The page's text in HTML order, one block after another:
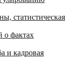
статистическая
о фактах
и кадровая